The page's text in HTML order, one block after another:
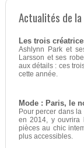
Actualités de
Les trois
Ashlynn Park et
Larsson et ses
aux détails : ces
cette année.
Mode : Paris, le
Pour percer dans
en 2014, y ouvrira
pièces au chic
plus accessibles.